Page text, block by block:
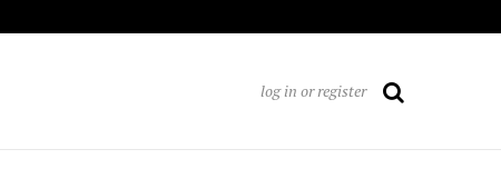
log in or register